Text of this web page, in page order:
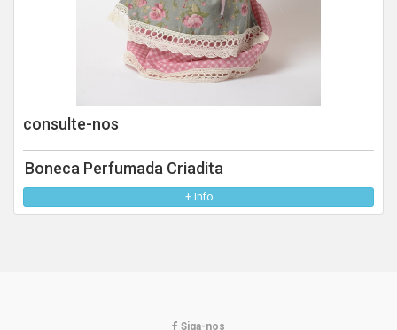
consulte-nos
Boneca Perfumada Criadita
+ Info
Siga-nos